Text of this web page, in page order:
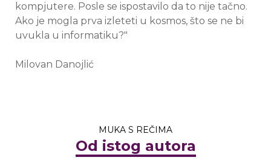
kompjutere. Posle se ispostavilo da to nije tačno.
Ako je mogla prva izleteti u kosmos, što se ne bi
uvukla u informatiku?"
Milovan Danojlić
MUKA S REČIMA
Od istog autora